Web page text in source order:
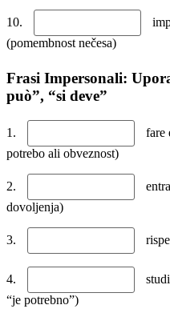
10.
(pomembnost nečesa)
Frasi Impersonali:
può”, “si deve”
1.
fare
potrebo ali obveznost)
2.
dovoljenja)
3.
4.
“je potrebno”)